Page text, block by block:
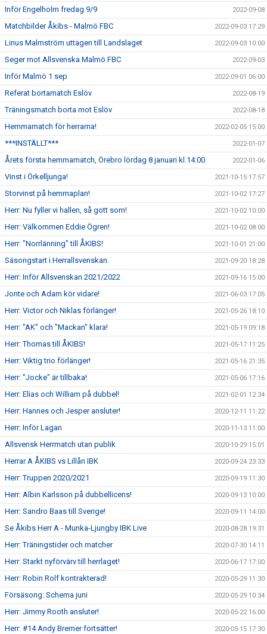
Inför Engelholm fredag 9/9 2022-09-08
Matchbilder Åkibs - Malmö FBC 2022-09-03 17:29
Linus Malmström uttagen till Landslaget 2022-09-03 10:00
Seger mot Allsvenska Malmö FBC 2022-09-03
Inför Malmö 1 sep 2022-09-01 06:00
Referat bortamatch Eslöv 2022-08-19
Träningsmatch borta mot Eslöv 2022-08-18
Hemmamatch för herrarna! 2022-02-05 15:00
***INSTÄLLT*** 2022-01-07
Årets första hemmamatch, Örebro lördag 8 januari kl.14:00 2022-01-06
Vinst i Örkelljunga! 2021-10-15 17:57
Storvinst på hemmaplan! 2021-10-02 17:27
Herr: Nu fyller vi hallen, så gott som! 2021-10-02 10:00
Herr: Välkommen Eddie Ögren! 2021-10-02 08:00
Herr: "Norrlänning" till ÅKIBS! 2021-10-01 21:00
Säsongstart i Herrallsvenskan. 2021-09-20 18:28
Herr: Inför Allsvenskan 2021/2022 2021-09-16 15:00
Jonte och Adam kör vidare! 2021-06-03 17:05
Herr: Victor och Niklas förlänger! 2021-05-26 18:10
Herr: "AK" och "Mackan" klara! 2021-05-19 09:18
Herr: Thomas till ÅKIBS! 2021-05-17 11:25
Herr: Viktig trio förlänger! 2021-05-16 21:35
Herr: "Jocke" är tillbaka! 2021-05-06 17:16
Herr: Elias och William på dubbel! 2021-02-01 12:34
Herr: Hannes och Jesper ansluter! 2020-12-11 11:22
Herr: Inför Lagan 2020-11-13 11:00
Allsvensk Herrmatch utan publik 2020-10-29 15:01
Herrar A ÅKIBS vs Lillån IBK 2020-09-24 23:33
Herr: Truppen 2020/2021 2020-09-19 11:30
Herr: Albin Karlsson på dubbellicens! 2020-09-13 10:00
Herr: Sandro Baas till Sverige! 2020-09-11 14:00
Se Åkibs Herr A - Munka-Ljungby IBK Live 2020-08-28 19:31
Herr: Träningstider och matcher 2020-07-30 14:11
Herr: Starkt nyförvärv till herrlaget! 2020-06-17 17:00
Herr: Robin Rolf kontrakterad! 2020-05-29 11:30
Försäsong: Schema juni 2020-05-29 10:34
Herr: Jimmy Rooth ansluter! 2020-05-22 16:00
Herr: #14 Andy Bremer fortsätter! 2020-05-15 17:30